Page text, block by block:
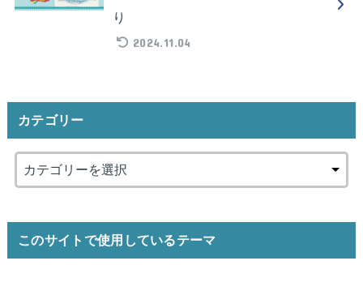
り
2024.11.04
カテゴリー
このサイトで使用しているテーマ